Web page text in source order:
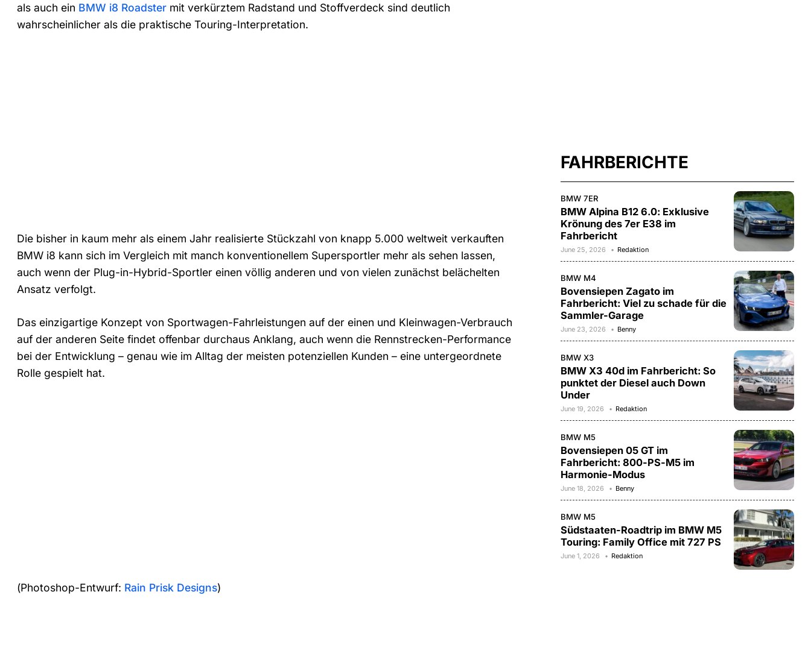
als auch ein BMW i8 Roadster mit verkürztem Radstand und Stoffverdeck sind deutlich
wahrscheinlicher als die praktische Touring-Interpretation.
Die bisher in kaum mehr als einem Jahr realisierte Stückzahl von knapp 5.000 weltweit verkauften
BMW i8 kann sich im Vergleich mit manch konventionellem Supersportler mehr als sehen lassen,
auch wenn der Plug-in-Hybrid-Sportler einen völlig anderen und von vielen zunächst belächelten
Ansatz verfolgt.
Das einzigartige Konzept von Sportwagen-Fahrleistungen auf der einen und Kleinwagen-Verbrauch
auf der anderen Seite findet offenbar durchaus Anklang, auch wenn die Rennstrecken-Performance
bei der Entwicklung – genau wie im Alltag der meisten potenziellen Kunden – eine untergeordnete
Rolle gespielt hat.
(Photoshop-Entwurf: Rain Prisk Designs)
FAHRBERICHTE
BMW 7ER
BMW Alpina B12 6.0: Exklusive
Krönung des 7er E38 im
Fahrbericht
June 25, 2026 Redaktion
BMW M4
Bovensiepen Zagato im
Fahrbericht: Viel zu schade für die
Sammler-Garage
June 23, 2026 Benny
BMW X3
BMW X3 40d im Fahrbericht: So
punktet der Diesel auch Down
Under
June 19, 2026 Redaktion
BMW M5
Bovensiepen 05 GT im
Fahrbericht: 800-PS-M5 im
Harmonie-Modus
June 18, 2026 Benny
BMW M5
Südstaaten-Roadtrip im BMW M5
Touring: Family Office mit 727 PS
June 1, 2026 Redaktion